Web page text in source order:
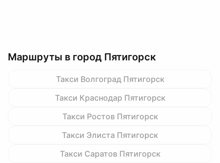
Маршруты в город Пятигорск
Такси Волгоград Пятигорск
Такси Краснодар Пятигорск
Такси Ростов Пятигорск
Такси Элиста Пятигорск
Такси Саратов Пятигорск